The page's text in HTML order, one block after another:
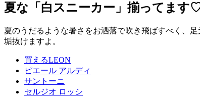
夏な「白スニーカー」揃ってます
夏のうだるような暑さをお洒落で吹き飛ばすべく、
垢抜けますよ。
買えるLEON
ピエール アルディ
サントーニ
セルジオ ロッシ